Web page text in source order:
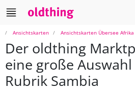
Ansichtskarten Ansichtskarten Übersee Afrika
Der oldthing
eine große
Rubrik Sambia